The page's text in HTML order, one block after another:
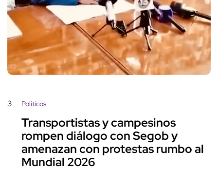
3 Políticos
Transportistas y campesinos
rompen diálogo con Segob y
amenazan con protestas rumbo al
Mundial 2026